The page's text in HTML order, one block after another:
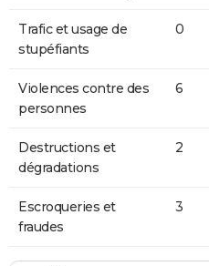
Trafic et usage de
stupéfiants
0
Violences contre des
personnes
6
Destructions et
dégradations
2
Escroqueries et
fraudes
3